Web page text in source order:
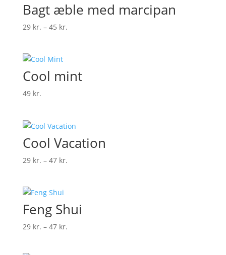
Bagt æble med marcipan
29 kr. – 45 kr.Prisinterval:
Cool mint
49 kr.
Cool Vacation
29 kr. – 47 kr.
Feng Shui
29 kr. – 47 kr.Prisinterval: